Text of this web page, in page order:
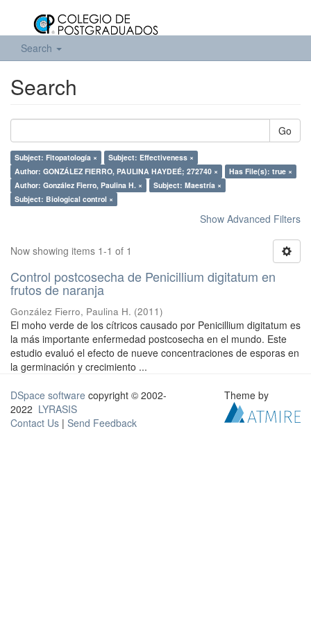
Search
Search
Go
Subject: Fitopatología ×
Subject: Effectiveness ×
Author: GONZÁLEZ FIERRO, PAULINA HAYDEÉ; 272740 ×
Has File(s): true ×
Author: González Fierro, Paulina H. ×
Subject: Maestría ×
Subject: Biological control ×
Show Advanced Filters
Now showing items 1-1 of 1
Control postcosecha de Penicillium digitatum en
frutos de naranja
González Fierro, Paulina H. (2011)
El moho verde de los cítricos causado por Penicillium digitatum es
la más importante enfermedad postcosecha en el mundo. Este
estudio evaluó el efecto de nueve concentraciones de esporas en
la germinación y crecimiento ...
DSpace software copyright © 2002-
2022 LYRASIS
Contact Us | Send Feedback
Theme by